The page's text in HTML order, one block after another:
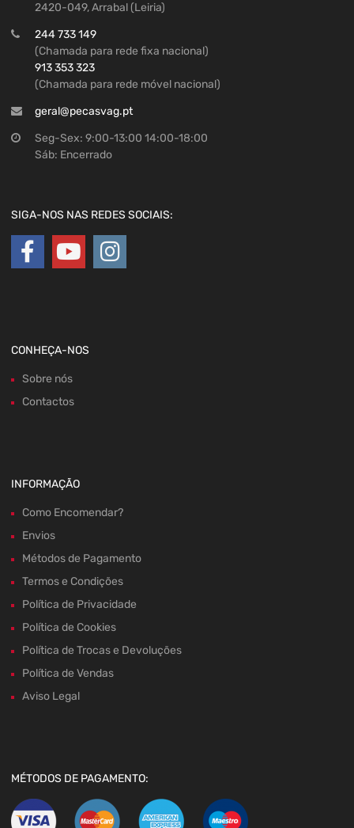
2420-049, Arrabal (Leiria)
244 733 149
(Chamada para rede fixa nacional)
913 353 323
(Chamada para rede móvel nacional)
geral@pecasvag.pt
Seg-Sex: 9:00-13:00 14:00-18:00
Sáb: Encerrado
SIGA-NOS NAS REDES SOCIAIS:
CONHEÇA-NOS
Sobre nós
Contactos
INFORMAÇÃO
Como Encomendar?
Envios
Métodos de Pagamento
Termos e Condições
Política de Privacidade
Política de Cookies
Política de Trocas e Devoluções
Política de Vendas
Aviso Legal
MÉTODOS DE PAGAMENTO: